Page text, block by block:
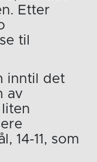
Etter
til
inntil det
av
liten
14-11, som